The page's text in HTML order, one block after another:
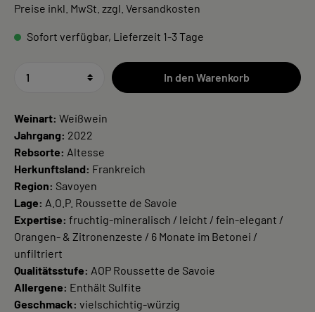
Preise inkl. MwSt. zzgl. Versandkosten
Sofort verfügbar, Lieferzeit 1-3 Tage
In den Warenkorb
Weinart: Weißwein
Jahrgang: 2022
Rebsorte: Altesse
Herkunftsland: Frankreich
Region: Savoyen
Lage: A.O.P. Roussette de Savoie
Expertise: fruchtig-mineralisch / leicht / fein-elegant /
Orangen- & Zitronenzeste / 6 Monate im Betonei /
unfiltriert
Qualitätsstufe: AOP Roussette de Savoie
Allergene: Enthält Sulfite
Geschmack: vielschichtig-würzig